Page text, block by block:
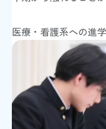
医療・看護系への進